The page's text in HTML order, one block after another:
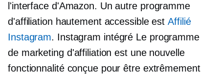
l'interface d'Amazon. Un autre programme
d'affiliation hautement accessible estAffilié
Instagram. Instagram intégré Le programme
de marketing d'affiliation est une nouvelle
fonctionnalité conçue pour être extrêmement